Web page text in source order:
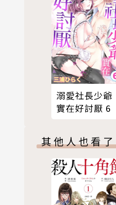
溺愛社長少爺
實在好討厭 6
其他人也看了